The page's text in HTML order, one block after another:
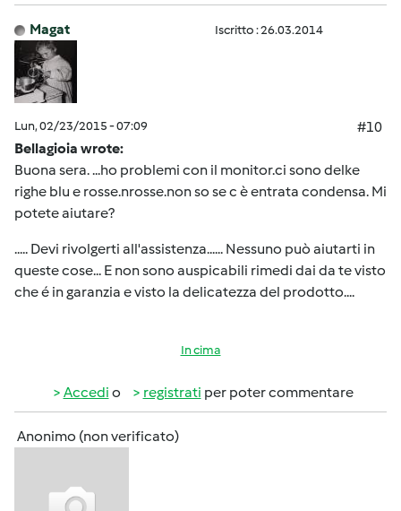
Magat Iscritto : 26.03.2014
Lun, 02/23/2015 - 07:09
#10
Bellagioia wrote:
Buona sera. ...ho problemi con il monitor.ci sono delke
righe blu e rosse.nrosse.non so se c è entrata condensa. Mi
potete aiutare?
..... Devi rivolgerti all'assistenza...... Nessuno può aiutarti in
queste cose... E non sono auspicabili rimedi dai da te visto
che é in garanzia e visto la delicatezza del prodotto....
In cima
Accedi o registrati per poter commentare
Anonimo (non verificato)